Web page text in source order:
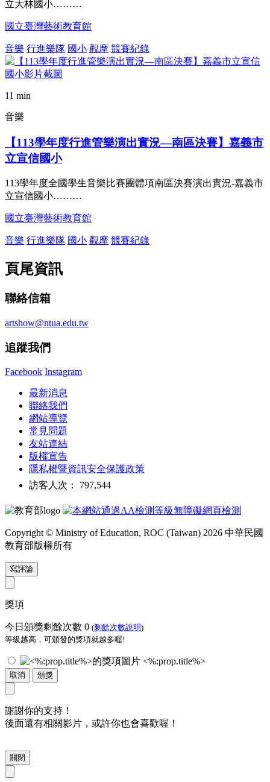
立大林國小………
國立臺灣藝術教育館
音樂 行進樂隊 國小 觀摩 競賽紀錄
11 min
音樂
【113學年度行進管樂演出實況—南區決賽】嘉義市
立宣信國小
113學年度全國學生音樂比賽團體項南區決賽演出實況-嘉義市
立宣信國小………
國立臺灣藝術教育館
音樂 行進樂隊 國小 觀摩 競賽紀錄
頁尾資訊
聯絡信箱
artshow@ntua.edu.tw
追蹤我們
Facebook Instagram
最新消息
聯絡我們
網站導覽
常見問題
友站連結
版權宣告
隱私權暨資訊安全保護政策
訪客人次： 797,544
Copyright © Ministry of Education, ROC (Taiwan) 2026 中華民國
教育部版權所有
寫評論
獎項
今日頒獎剩餘次數 0 (剩餘次數說明)
等級越高，可頒發的獎項就越多喔!
<%:prop.title%>
取消 頒獎
謝謝你的支持！
後面還有相關影片，或許你也會喜歡喔！
關閉